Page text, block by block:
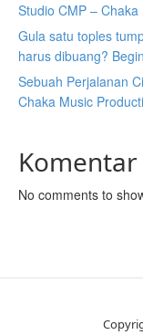
Studio CMP –
Gula satu toples
harus dibuang?
Sebuah Perjalanan
Chaka Music
No comments to